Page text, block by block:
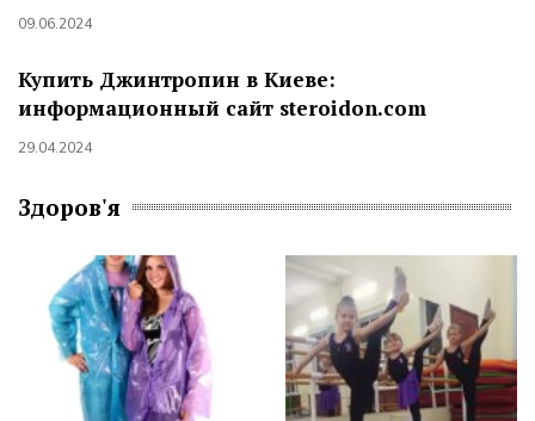
09.06.2024
Купить Джинтропин в Киеве:
информационный сайт steroidon.com
29.04.2024
Здоров'я